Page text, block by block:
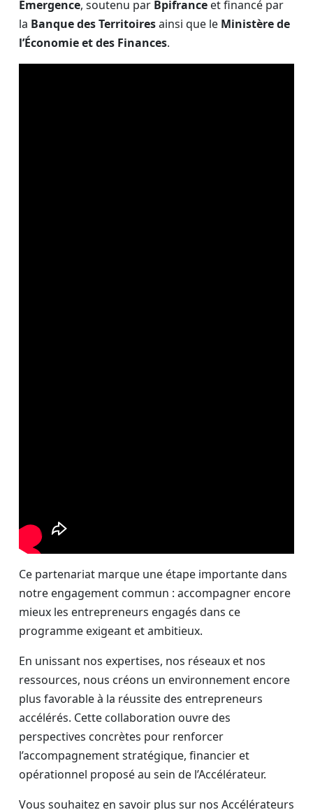
Émergence, soutenu par Bpifrance et financé par
la Banque des Territoiresainsi que le Ministère de
l’Économie et des Finances.
Ce partenariat marque une étape importante dans
notre engagement commun : accompagner encore
mieux les entrepreneurs engagés dans ce
programme exigeant et ambitieux.
En unissant nos expertises, nos réseaux et nos
ressources, nous créons un environnement encore
plus favorable à la réussite des entrepreneurs
accélérés. Cette collaboration ouvre des
perspectives concrètes pour renforcer
l’accompagnement stratégique, financier et
opérationnel proposé au sein de l’Accélérateur.
Vous souhaitez en savoir plus sur nos Accélérateurs